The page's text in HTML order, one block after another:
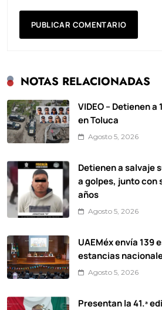
NOTAS RELACIONADAS
VIDEO – Detienen
en Toluca
Agosto 5, 2026
Detienen a salvaje
a golpes, junto con
años
Agosto 5, 2026
UAEMéx envía 139
estancias
Agosto 5, 2026
Presentan la 41.ª